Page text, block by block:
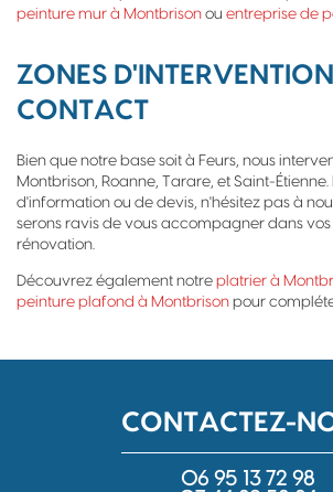
peinture mur à Montbrison ou entreprise de
ZONES
CONTACT
Bien que notre base soit à Feurs, nous
Montbrison, Roanne, Tarare, et Saint-
d'information ou de devis, n'hésitez pas à
serons ravis de vous accompagner dans
rénovation.
Découvrez également notre platrier à
peinture plafond à Montbrison pour
CONTACTEZ-
06 95 13 72 98